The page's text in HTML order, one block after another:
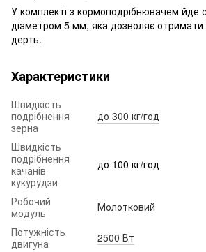
У комплекті з кормоподрібнювачем йде
діаметром 5 мм, яка дозволяє отримати
дерть.
Характеристики
Швидкість
подрібнення
зерна
до 300 кг/год
Швидкість
подрібнення
качанів
кукурудзи
до 100 кг/год
Робочий
модуль
Молотковий
Потужність
двигуна
2500 Вт